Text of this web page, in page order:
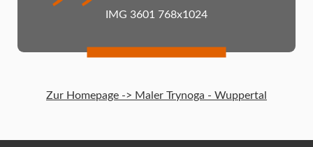
IMG 3601 768x1024
Zur Homepage -> Maler Trynoga - Wuppertal